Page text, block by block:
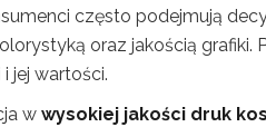
często podejmują
oraz jakością
jej wartości.
w wysokiej jakości druk